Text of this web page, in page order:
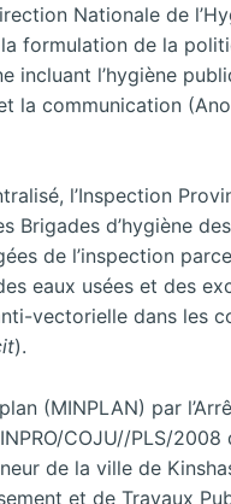
Nationale de
la formulation de la
incluant l’hygiène
la communication
l’Inspection
Brigades d’hygiène
de l’inspection
eaux usées et des
vectorielle dans les
).
(MINPLAN) par
COJU//PLS/2008
de la ville de
et de Travaux